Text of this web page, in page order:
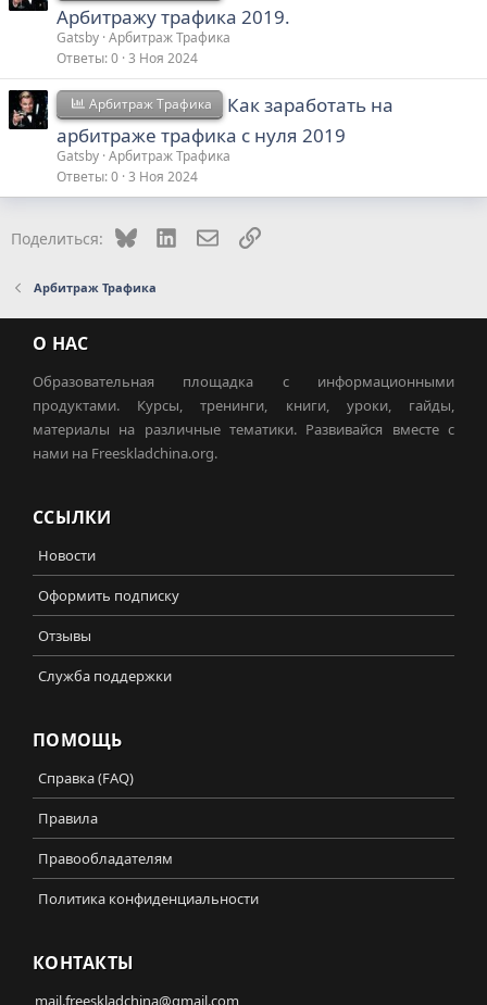
Арбитражу трафика 2019.
Gatsby Арбитраж Трафика
Ответы 0 3 Ноя 2024
Арбитраж Трафика
Как заработать на
арбитраже трафика с нуля 2019
Gatsby Арбитраж Трафика
Ответы 0 3 Ноя 2024
Поделиться: Bluesky LinkedInЭлектронная почта
Ссылка
Арбитраж Трафика
О НАС
Образовательная площадка с информационными
продуктами. Курсы, тренинги, книги, уроки, гайды,
материалы на различные тематики. Развивайся вместе с
нами на Freeskladchina.org.
ССЫЛКИ
Новости
Оформить подписку
Отзывы
Служба поддержки
ПОМОЩЬ
Справка (FAQ)
Правила
Правообладателям
Политика конфиденциальности
КОНТАКТЫ
mail.freeskladchina@gmail.com